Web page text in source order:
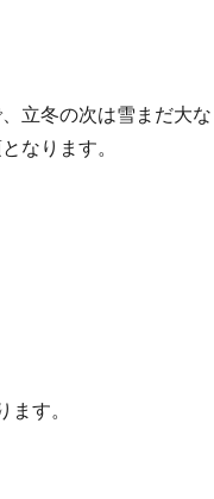
立冬の次は雪まだ大な
なります。
す。